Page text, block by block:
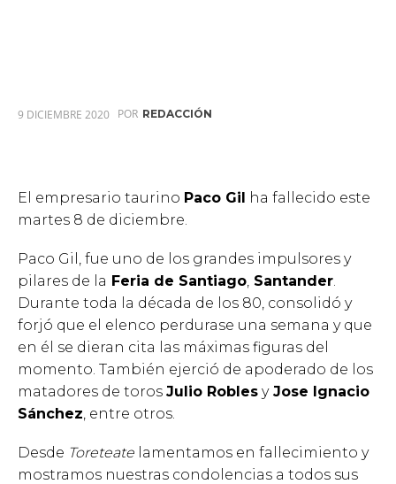
9 DICIEMBRE 2020 POR REDACCIÓN
El empresario taurino Paco Gil ha fallecido este
martes 8 de diciembre.
Paco Gil, fue uno de los grandes impulsores y
pilares de la Feria de Santiago Santander
Durante toda la década de los 80, consolidó y
forjó que el elenco perdurase una semana y que
en él se dieran cita las máximas figuras del
momento. También ejerció de apoderado de los
matadores de toros Julio Robles yJose Ignacio
Sánchez , entre otros.
Desde Toreteate lamentamos en fallecimiento y
mostramos nuestras condolencias a todos sus